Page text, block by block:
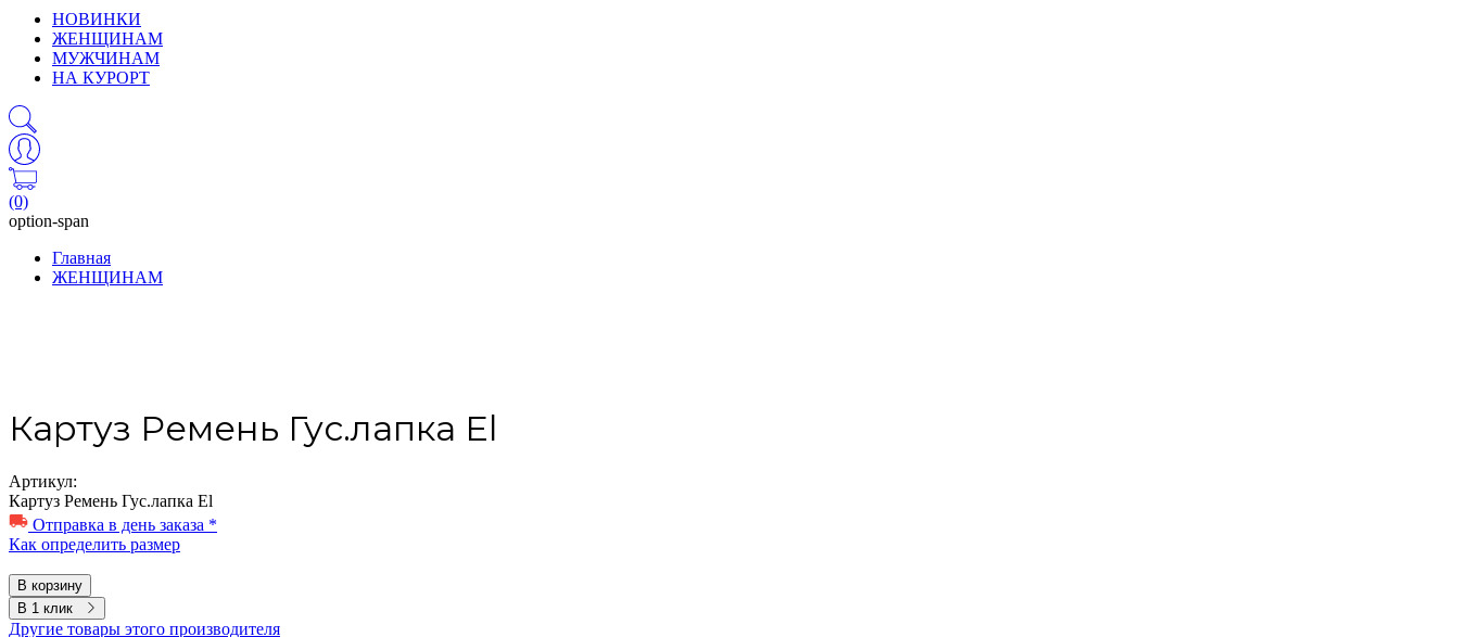
НОВИНКИ
ЖЕНЩИНАМ
МУЖЧИНАМ
НА КУРОРТ
(0)
option-span
Главная
ЖЕНЩИНАМ
Картуз Ремень Гус.лапка El
Артикул:
Картуз Ремень Гус.лапка El
Отправка в день заказа *
Как определить размер
В корзину
В 1 клик
Другие товары этого производителя